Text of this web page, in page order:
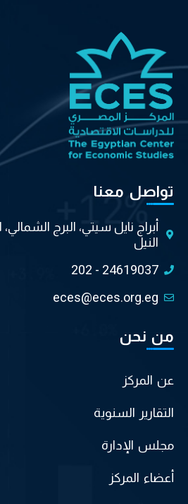
تواصل معنا
أبراج نايل سيتي، البرج
النيل
202 - 24619037
eces@eces.org.eg
من نحن
عن المركز
التقارير السنوية
مجلس الإدارة
أعضاء المركز